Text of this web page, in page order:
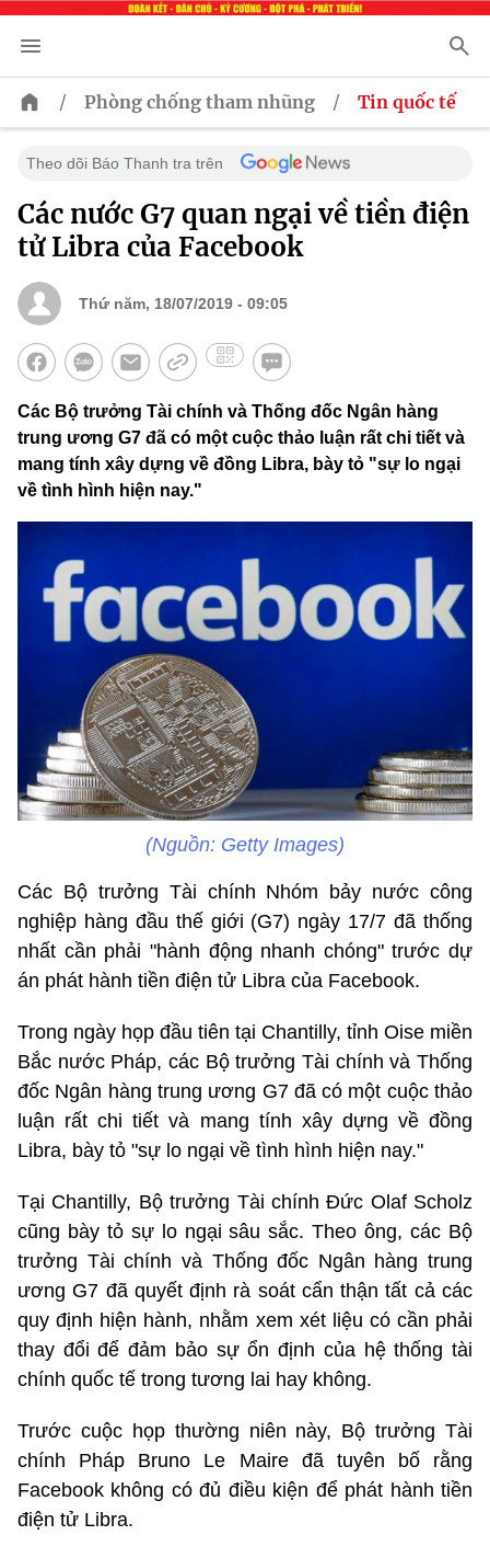
/ Phòng chống tham nhũng / Tin quốc tế
Theo dõi Báo Thanh tra trên
Các nước G7 quan ngại về tiền điện
tử Libra của Facebook
Thứ năm, 18/07/2019 - 09:05
Các Bộ trưởng Tài chính và Thống đốc Ngân hàng
trung ương G7 đã có một cuộc thảo luận rất chi tiết và
mang tính xây dựng về đồng Libra, bày tỏ "sự lo ngại
về tình hình hiện nay."
(Nguồn: Getty Images)
Các Bộ trưởng Tài chính Nhóm bảy nước công
nghiệp hàng đầu thế giới (G7) ngày 17/7 đã thống
nhất cần phải "hành động nhanh chóng" trước dự
án phát hành tiền điện tử Libra của Facebook.
Trong ngày họp đầu tiên tại Chantilly, tỉnh Oise miền
Bắc nước Pháp, các Bộ trưởng Tài chính và Thống
đốc Ngân hàng trung ương G7 đã có một cuộc thảo
luận rất chi tiết và mang tính xây dựng về đồng
Libra, bày tỏ "sự lo ngại về tình hình hiện nay."
Tại Chantilly, Bộ trưởng Tài chính Đức Olaf Scholz
cũng bày tỏ sự lo ngại sâu sắc. Theo ông, các Bộ
trưởng Tài chính và Thống đốc Ngân hàng trung
ương G7 đã quyết định rà soát cẩn thận tất cả các
quy định hiện hành, nhằm xem xét liệu có cần phải
thay đổi để đảm bảo sự ổn định của hệ thống tài
chính quốc tế trong tương lai hay không.
Trước cuộc họp thường niên này, Bộ trưởng Tài
chính Pháp Bruno Le Maire đã tuyên bố rằng
Facebook không có đủ điều kiện để phát hành tiền
điện tử Libra.